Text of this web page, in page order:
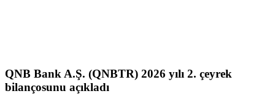
QNB Bank A.Ş. (QNBTR) 2026 yılı 2. çeyrek
bilançosunu açıkladı